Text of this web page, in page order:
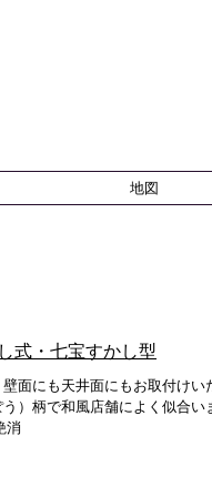
地図
式・七宝すかし型
面にも天井面にもお取付けい
）柄で和風店舗によく似合い
消